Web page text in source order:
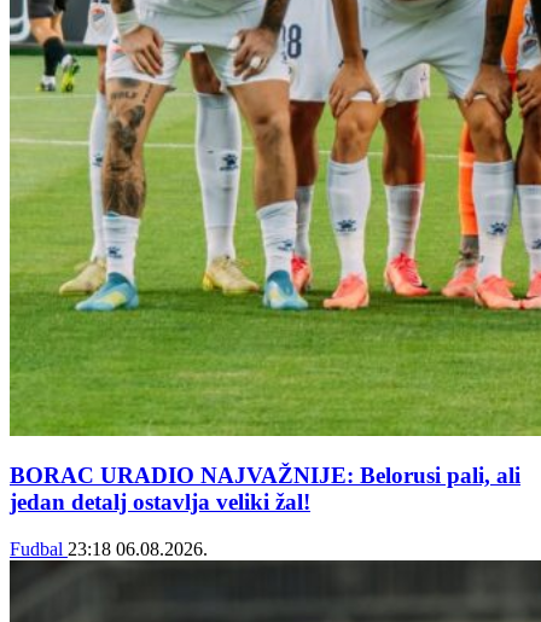
BORAC URADIO NAJVAŽNIJE: Belorusi pali, ali
jedan detalj ostavlja veliki žal!
Fudbal 23:18 06.08.2026.